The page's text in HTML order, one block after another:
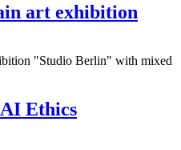
art exhibition
"Studio Berlin" with mixed
Ethics